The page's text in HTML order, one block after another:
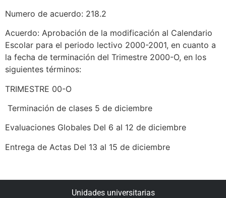
Numero de acuerdo: 218.2
Acuerdo: Aprobación de la modificación al Calendario
Escolar para el periodo lectivo 2000-2001, en cuanto a
la fecha de terminación del Trimestre 2000-O, en los
siguientes términos:
TRIMESTRE 00-O
Terminación de clases 5 de diciembre
Evaluaciones Globales Del 6 al 12 de diciembre
Entrega de Actas Del 13 al 15 de diciembre
Unidades universitarias